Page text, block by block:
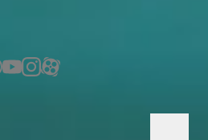
هرگونه کپی‌برداری و استفاده بدون